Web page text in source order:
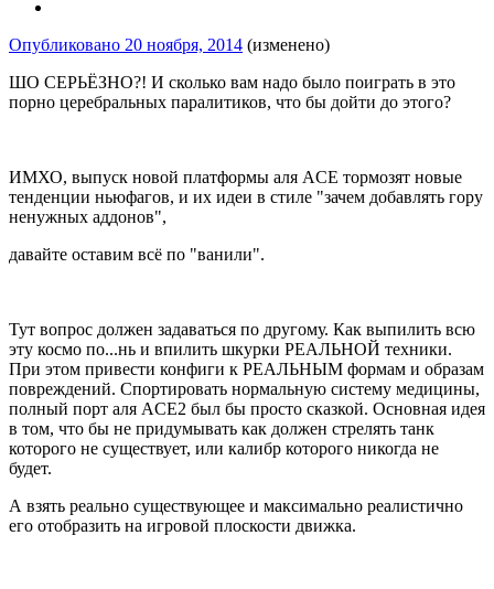
Опубликовано 20 ноября, 2014 (изменено)
ШО СЕРЬЁЗНО?! И сколько вам надо было поиграть в это
порно церебральных паралитиков, что бы дойти до этого?
ИМХО, выпуск новой платформы аля ACE тормозят новые
тенденции ньюфагов, и их идеи в стиле "зачем добавлять гору
ненужных аддонов",
давайте оставим всё по "ванили".
Тут вопрос должен задаваться по другому. Как выпилить всю
эту космо по...нь и впилить шкурки РЕАЛЬНОЙ техники.
При этом привести конфиги к РЕАЛЬНЫМ формам и образам
повреждений. Спортировать нормальную систему медицины,
полный порт аля ACE2 был бы просто сказкой. Основная идея
в том, что бы не придумывать как должен стрелять танк
которого не существует, или калибр которого никогда не
будет.
А взять реально существующее и максимально реалистично
его отобразить на игровой плоскости движка.